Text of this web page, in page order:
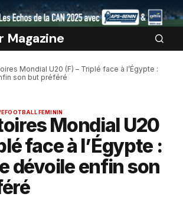
Magazine
Mondial U20 (F) – Triplé face à l’Égypte :
son but préféré
FOOTBALL FEMININ
Mondial U20
face à l’Égypte :
dévoile enfin son